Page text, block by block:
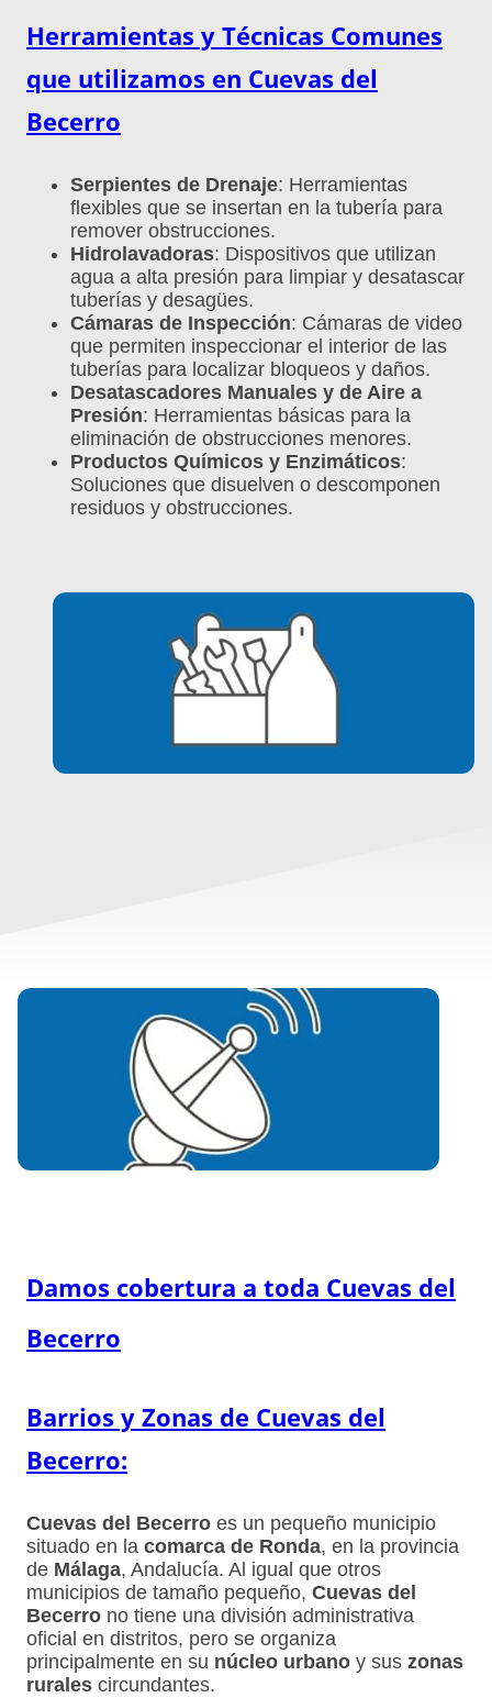
Herramientas y Técnicas Comunes
que utilizamos en Cuevas del
Becerro
Serpientes de Drenaje: Herramientas
flexibles que se insertan en la tubería para
remover obstrucciones.
Hidrolavadoras: Dispositivos que utilizan
agua a alta presión para limpiar y desatascar
tuberías y desagües.
Cámaras de Inspección: Cámaras de video
que permiten inspeccionar el interior de las
tuberías para localizar bloqueos y daños.
Desatascadores Manuales y de Aire a
Presión: Herramientas básicas para la
eliminación de obstrucciones menores.
Productos Químicos y Enzimáticos:
Soluciones que disuelven o descomponen
residuos y obstrucciones.
Damos cobertura a toda Cuevas del
Becerro
Barrios y Zonas de Cuevas del
Becerro:
Cuevas del Becerro es un pequeño municipio
situado en la comarca de Ronda, en la provincia
de Málaga, Andalucía. Al igual que otros
municipios de tamaño pequeño, Cuevas del
Becerro no tiene una división administrativa
oficial en distritos, pero se organiza
principalmente en su núcleo urbano y sus zonas
rurales circundantes.